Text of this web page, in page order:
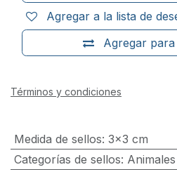
Agregar
Agregar a la lista de
Términos y condiciones
Medida de sellos: 3x3 cm
Categorías de sellos: Animales